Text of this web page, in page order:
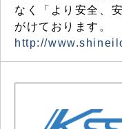
なく「より安全、
がけております。
http://